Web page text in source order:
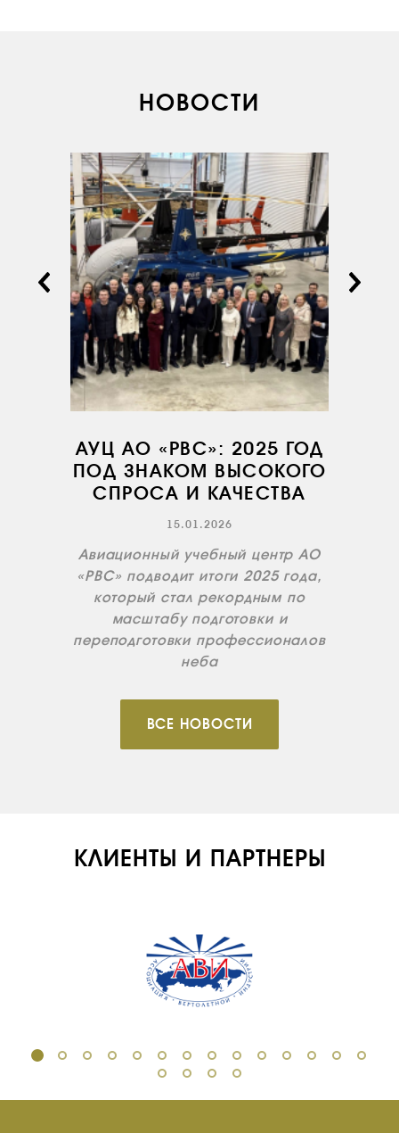
ДОКУМЕНТЫ
ВНУТРЕННИЕ
ДОКУМЕНТЫ
КОМПАНИИ
АВИАПАРК
СЕРВИС
ИНФРАСТРУКТУРА
ПРОДАЖА
ПРОДАЖА АТИ
КОНТАКТЫ
НОВОСТИ
АУЦ АО «РВС»: 2025 ГОД
ПОД ЗНАКОМ ВЫСОКОГО
СПРОСА И КАЧЕСТВА
15.01.2026
Авиационный учебный центр АО
«РВС» подводит итоги 2025 года,
который стал рекордным по
масштабу подготовки и
переподготовки профессионалов
неба
ВСЕ НОВОСТИ
КЛИЕНТЫ И ПАРТНЕРЫ